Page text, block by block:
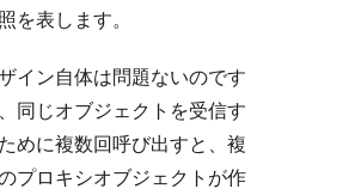
を表します。
イン自体は問題ないのです
同じオブジェクトを受信す
めに複数回呼び出すと、複
プロキシオブジェクトが作